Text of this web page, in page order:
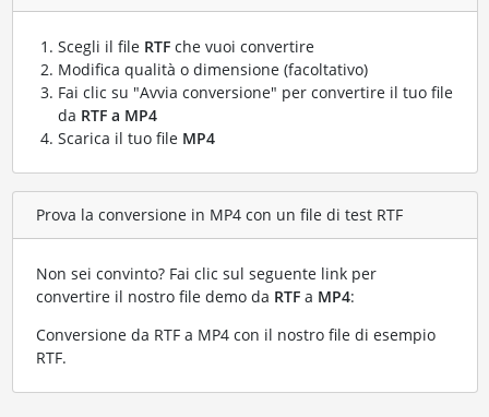
Scegli il file RTFche vuoi convertire
Modifica qualità o dimensione (facoltativo)
Fai clic su "Avvia conversione" per convertire il tuo file
da RTF a MP4
Scarica il tuo file MP4
Prova la conversione in MP4 con un file di test RTF
Non sei convinto? Fai clic sul seguente link per
convertire il nostro file demo da RTFa MP4:
Conversione da RTF a MP4 con il nostro file di esempio
RTF.